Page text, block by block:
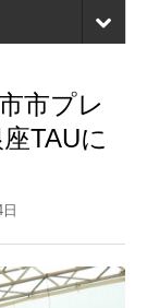
市プレ
TAUに